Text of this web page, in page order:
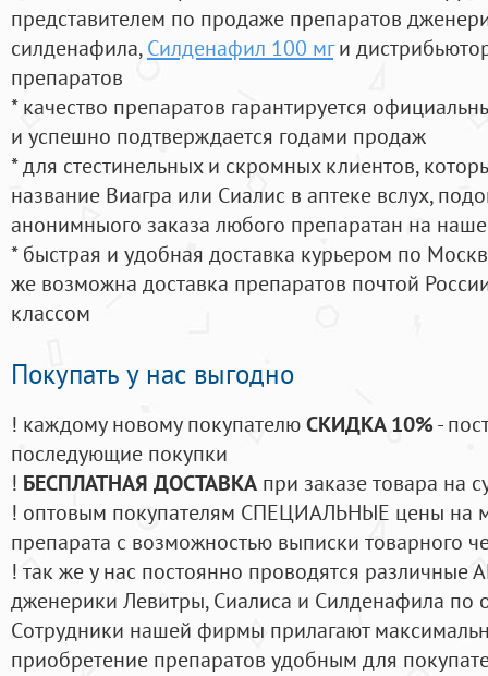
представителем по продаже препаратов
силденафила, Силденафил 100 мги
препаратов
* качество препаратов гарантируется
и успешно подтверждается годами продаж
* для стестинельных и скромных клиентов,
название Виагра или Сиалис в аптеке вслух,
анонимныого заказа любого препаратан на
* быстрая и удобная доставка курьером по
же возможна доставка препаратов почтой
классом
Покупать у нас выгодно
! каждому новому покупателюСКИДКА 10%-
последующие покупки
! БЕСПЛАТНАЯ ДОСТАВКА при заказе товара на
! оптовым покупателям СПЕЦИАЛЬНЫЕ цены на
препарата с возможностью выписки товарного
! так же у нас постоянно проводятся
дженерики Левитры, Сиалиса и Силденафила по
Cотрудники нашей фирмы прилагают
приобретение препаратов удобным для